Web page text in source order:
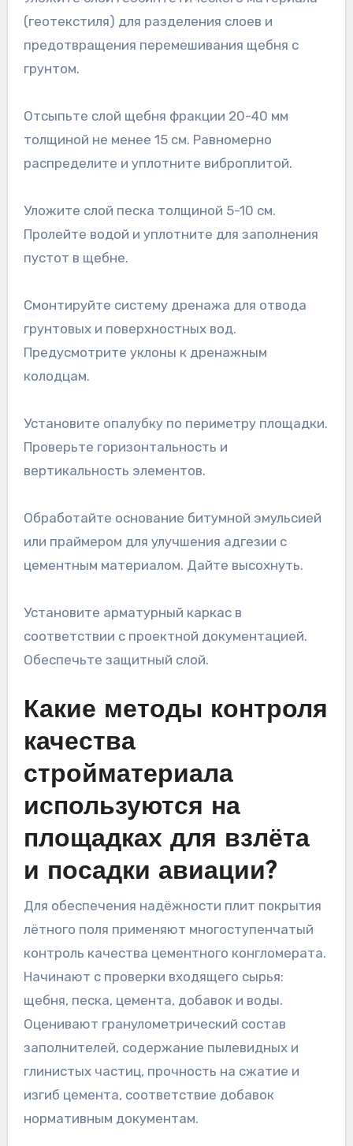
(геотекстиля) для разделения слоев и
предотвращения перемешивания щебня с
грунтом.
Отсыпьте слой щебня фракции 20-40 мм
толщиной не менее 15 см. Равномерно
распределите и уплотните виброплитой.
Уложите слой песка толщиной 5-10 см.
Пролейте водой и уплотните для заполнения
пустот в щебне.
Смонтируйте систему дренажа для отвода
грунтовых и поверхностных вод.
Предусмотрите уклоны к дренажным
колодцам.
Установите опалубку по периметру площадки.
Проверьте горизонтальность и
вертикальность элементов.
Обработайте основание битумной эмульсией
или праймером для улучшения адгезии с
цементным материалом. Дайте высохнуть.
Установите арматурный каркас в
соответствии с проектной документацией.
Обеспечьте защитный слой.
Какие методы контроля
качества
стройматериала
используются на
площадках для взлёта
и посадки авиации?
Для обеспечения надёжности плит покрытия
лётного поля применяют многоступенчатый
контроль качества цементного конгломерата.
Начинают с проверки входящего сырья:
щебня, песка, цемента, добавок и воды.
Оценивают гранулометрический состав
заполнителей, содержание пылевидных и
глинистых частиц, прочность на сжатие и
изгиб цемента, соответствие добавок
нормативным документам.